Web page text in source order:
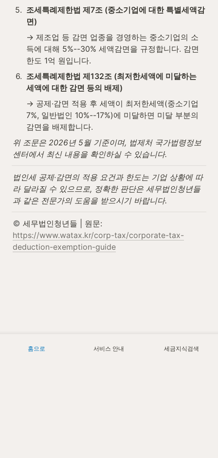
5. 조세특례제한법 제7조 (중소기업에 대한 특별세액감
면)
→ 제조업 등 감면 업종을 경영하는 중소기업의 소
득에 대해 5%--30% 세액감면을 규정합니다. 감면
한도 1억 원입니다.
6. 조세특례제한법 제132조 (최저한세액에 미달하는
세액에 대한 감면 등의 배제)
→ 공제·감면 적용 후 세액이 최저한세액(중소기업
7%, 일반법인 10%--17%)에 미달하면 미달 부분의
감면을 배제합니다.
위 조문은 2026년 5월 기준이며, 법제처 국가법령정보
센터에서 최신 내용을 확인하실 수 있습니다.
법인세 공제·감면의 적용 요건과 한도는 기업 상황에 따
라 달라질 수 있으므로, 정확한 판단은 세무법인청년들
과 같은 전문가의 도움을 받으시기 바랍니다.
https://www.watax.kr/corp-tax/corporate-tax-
deduction-exemption-guide
홈으로 서비스 안내 세금지식검색